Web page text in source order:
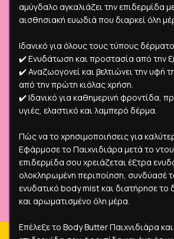
αμύγδαλο αγκαλιάζει την επιδερμίδα
αισθησιακή ευωδιά που διαρκεί όλη
Ιδανικό για όλους τους τύπους
✔️ Ενυδάτωση και προστασία από την
✔️ Αναζωογονεί και βελτιώνει την υφή
από την πρώτη κιόλας χρήση.
✔️ Ιδανικό για καθημερινή φροντίδα,
υγιές, ελαστικό και λαμπερό δέρμα.
Πώς να το χρησιμοποιήσεις για
Εφάρμοσε το Παιχνιδιάρα μετά το
επιδερμίδα σου χρειάζεται έξτρα
ολοκληρωμένη περιποίηση, συνδύασέ
ενυδατικό body mist και διατήρησε
και αρωματισμένο όλη μέρα.
Επέλεξε το Body Butter Παιχνιδιάρα